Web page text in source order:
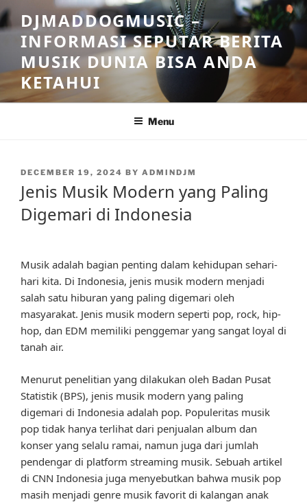
Skip
to
content
DJMADDOGMUSIC –
INFORMASI SEPUTAR BERITA
MUSIK DUNIA BISA ANDA
KETAHUI
Menu
POSTED
DECEMBER 19, 2024 BY ADMINDJM
Jenis Musik Modern yang Paling
Digemari di Indonesia
Musik adalah bagian penting dalam kehidupan sehari-
hari kita. Di Indonesia, jenis musik modern menjadi
salah satu hiburan yang paling digemari oleh
masyarakat. Jenis musik modern seperti pop, rock, hip-
hop, dan EDM memiliki penggemar yang sangat loyal di
tanah air.
Menurut penelitian yang dilakukan oleh Badan Pusat
Statistik (BPS), jenis musik modern yang paling
digemari di Indonesia adalah pop. Populeritas musik
pop tidak hanya terlihat dari penjualan album dan
konser yang selalu ramai, namun juga dari jumlah
pendengar di platform streaming musik. Sebuah artikel
di CNN Indonesia juga menyebutkan bahwa musik pop
masih menjadi genre musik favorit di kalangan anak